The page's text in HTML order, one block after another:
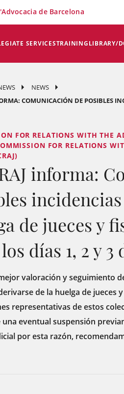
SERVICESTRAININGLIBRARY/
de Barcelona
NEWS
COMUNICACIÓN DE POSIBLES
FOR RELATIONS WITH THE
FOR RELATIONS
informa:
de jueces y
días 1, 2 y 3
valoración y seguimiento
de la huelga de jueces
representativas de estos
una eventual suspensión
por esta razón,